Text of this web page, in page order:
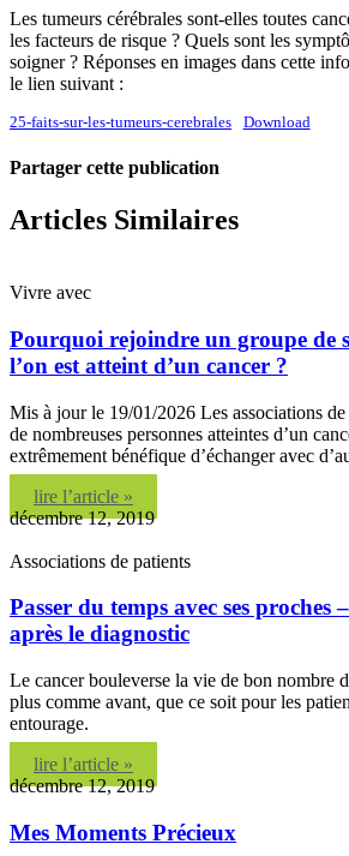
Les tumeurs cérébrales sont-elles toutes
les facteurs de risque ? Quels sont les
soigner ? Réponses en images dans cette
le lien suivant :
25-faits-sur-les-tumeurs-cerebrales Download
Partager cette publication
Articles Similaires
Vivre avec
Pourquoi rejoindre un groupe de
l’on est atteint d’un cancer ?
Mis à jour le 19/01/2026 Les associations
de nombreuses personnes atteintes d’un
extrêmement bénéfique d’échanger avec
lire l’article »
décembre 12, 2019
Associations de patients
Passer du temps avec ses proches
après le diagnostic
Le cancer bouleverse la vie de bon nombre
plus comme avant, que ce soit pour les
entourage.
lire l’article »
décembre 12, 2019
Mes Moments Précieux